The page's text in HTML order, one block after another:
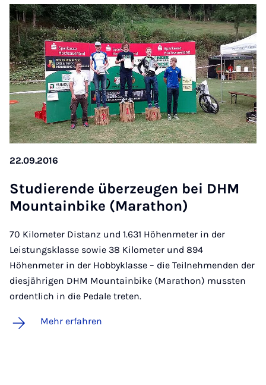
22.09.2016
Stu­die­ren­de über­zeu­gen bei DHM
Moun­tain­bi­ke (Ma­ra­thon)
70 Kilometer Distanz und 1.631 Höhenmeter in der
Leistungsklasse sowie 38 Kilometer und 894
Höhenmeter in der Hobbyklasse – die Teilnehmenden der
diesjährigen DHM Mountainbike (Marathon) mussten
ordentlich in die Pedale treten.
Mehr erfahren